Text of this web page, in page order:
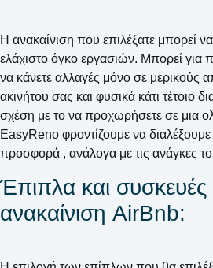
H ανακαίνιση που επιλέξατε μπορεί
ελάχιστο όγκο εργασιών. Μπορεί για
να κάνετε αλλαγές μόνο σε μερικούς
ακινήτου σας και φυσικά κάτι τέτοιο
σχέση με το να προχωρήσετε σε μια
EasyReno φροντίζουμε να
προσφορά , ανάλογα με τις ανάγκες
Έπιπλα και συσκευές
ανακαίνιση AirBnb: